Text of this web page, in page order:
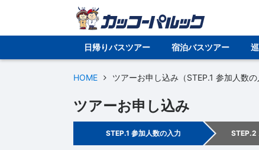
日帰りバスツアー 宿泊バスツアー
HOME ツアーお申し込み（STEP.1 参加人数の
ツアーお申し込み
STEP.1 参加人数の入力 STEP.2